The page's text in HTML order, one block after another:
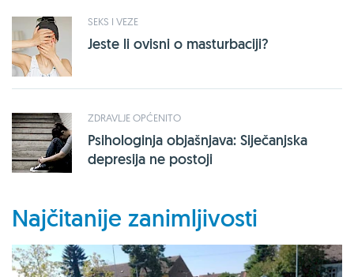
SEKS I VEZE
Jeste li ovisni o masturbaciji?
ZDRAVLJE OPĆENITO
Psihologinja objašnjava: Siječanjska
depresija ne postoji
Najčitanije zanimljivosti